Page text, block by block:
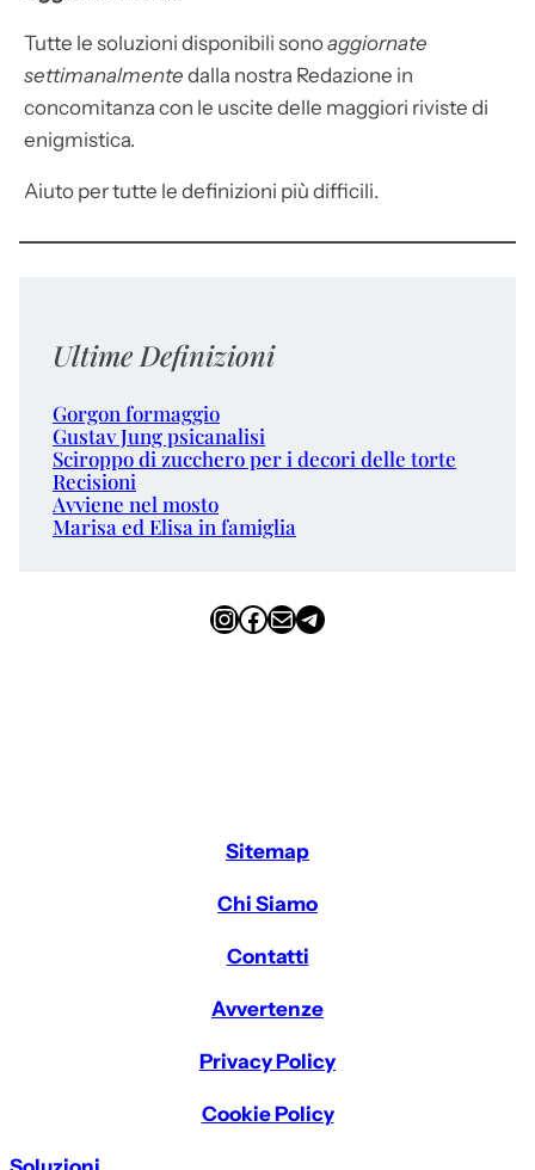
Tutte le soluzioni disponibili sonoaggiornate
settimanalmente dalla nostra Redazione in
concomitanza con le uscite delle maggiori riviste di
enigmistica.
Aiuto per tutte le definizioni più difficili.
Ultime Definizioni
Gorgon formaggio
Gustav Jung psicanalisi
Sciroppo di zucchero per i decori delle torte
Recisioni
Avviene nel mosto
Marisa ed Elisa in famiglia
InstagramFacebook Email Telegram
Sitemap
Chi Siamo
Contatti
Avvertenze
Privacy Policy
Cookie Policy